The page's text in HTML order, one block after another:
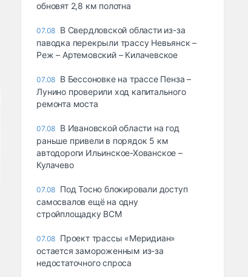
обновят 2,8 км полотна
07.08 В Свердловской области из-за
паводка перекрыли трассу Невьянск –
Реж – Артемовский – Килачевское
07.08 В Бессоновке на трассе Пенза –
Лунино проверили ход капитального
ремонта моста
07.08 В Ивановской области на год
раньше привели в порядок 5 км
автодороги Ильинское-Хованское –
Кулачево
07.08 Под Тосно блокировали доступ
самосвалов ещё на одну
стройплощадку ВСМ
07.08 Проект трассы «Меридиан»
остается замороженным из-за
недостаточного спроса